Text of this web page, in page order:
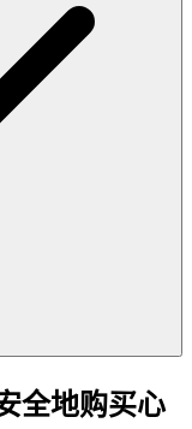
全地购买心